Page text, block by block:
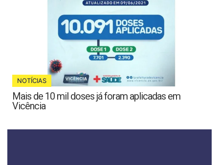
NOTÍCIAS
Mais de 10 mil doses já foram aplicadas em
Vicência